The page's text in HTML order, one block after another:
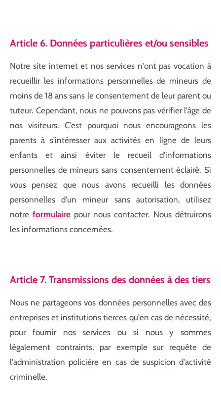
Article 6. Données particulières et/ou sensibles
Notre site internet et nos services n'ont pas vocation à
recueillir les informations personnelles de mineurs de
moins de 18 ans sans le consentement de leur parent ou
tuteur. Cependant, nous ne pouvons pas vérifier l'âge de
nos visiteurs. C'est pourquoi nous encourageons les
parents à s'intéresser aux activités en ligne de leurs
enfants et ainsi éviter le recueil d'informations
personnelles de mineurs sans consentement éclairé. Si
vous pensez que nous avons recueilli les données
personnelles d'un mineur sans autorisation, utilisez
notre formulaire pour nous contacter. Nous détruirons
les informations concernées.
Article 7. Transmissions des données à des tiers
Nous ne partageons vos données personnelles avec des
entreprises et institutions tierces qu'en cas de nécessité,
pour fournir nos services ou si nous y sommes
légalement contraints, par exemple sur requête de
l'administration policière en cas de suspicion d'activité
criminelle.